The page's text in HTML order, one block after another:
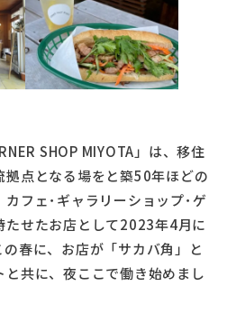
SHOP MIYOTA」は、移住
点となる場をと築50年ほどの
フェ･ギャラリーショップ･ゲ
たせたお店として2023年4月に
春に、お店が「サカバ角」と
共に、夜ここで働き始めまし